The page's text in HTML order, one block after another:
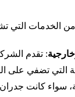
الخدمات التي
: تقدم
التي تضفي على
سواء كانت جدران